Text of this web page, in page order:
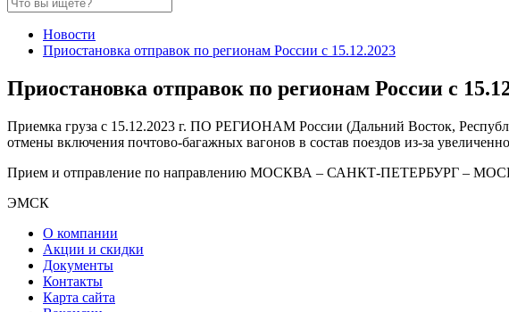
Новости
Приостановка отправок по регионам России с 15.12.2023
Приостановка отправок по регионам России с
Приемка груза с 15.12.2023 г. ПО РЕГИОНАМ России (Дальний Восток,
отмены включения почтово-багажных вагонов в состав поездов из-за
Прием и отправление по направлению МОСКВА – САНКТ-ПЕТЕРБУРГ –
ЭМСК
О компании
Акции и скидки
Документы
Контакты
Карта сайта